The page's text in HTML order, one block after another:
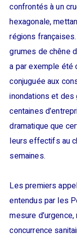
confrontés à un
hexagonale,
régions
grumes de chêne
a par exemple été
conjuguée aux
inondations et
centaines
dramatique que
leurs effectifs au
semaines.
Les premiers
entendus par les
mesure
concurrence